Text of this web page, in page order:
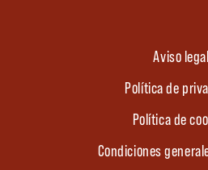
Aviso legal
Política de
Política de
Condiciones